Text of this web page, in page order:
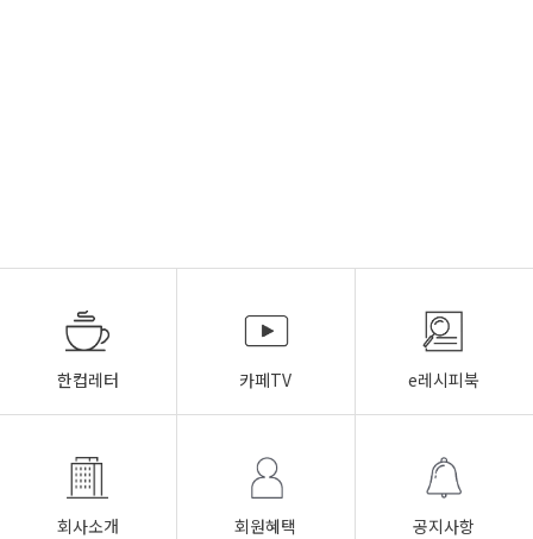
한컵레터 카페TV e레시피북
회사소개 회원혜택 공지사항